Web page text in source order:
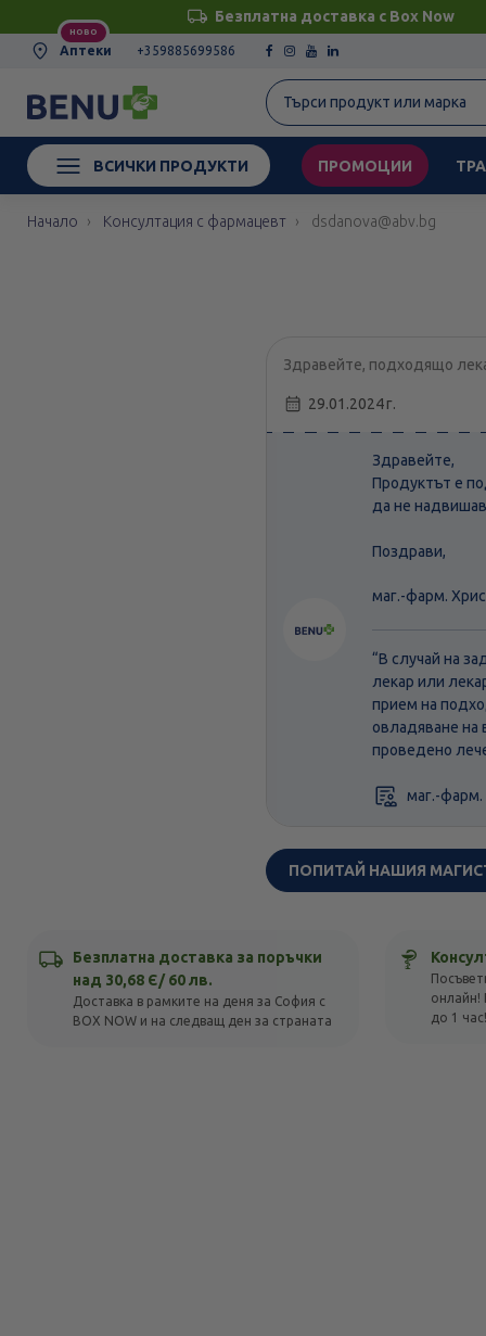
Безплатна доставка с Box Now
НОВО
Аптеки +359885699586
ВСИЧКИ ПРОДУКТИ ПРОМОЦИИ
Начало Консултация с фармацевт dsdanova@abv.bg
Здравейте, подходящо
29.01.2024 г.
Здравейте,
Продуктът е
да не
Поздрави,
маг.-фарм.
“В случай на
лекар или
прием на
овладяване на
проведено
маг.-фарм.
ПОПИТАЙ НАШИЯ
Безплатна доставка за поръчки
над 30,68 Є/ 60 лв.
Доставка в рамките на деня за София с
BOX NOW и на следващ ден за страната
онлайн!
до 1 час!